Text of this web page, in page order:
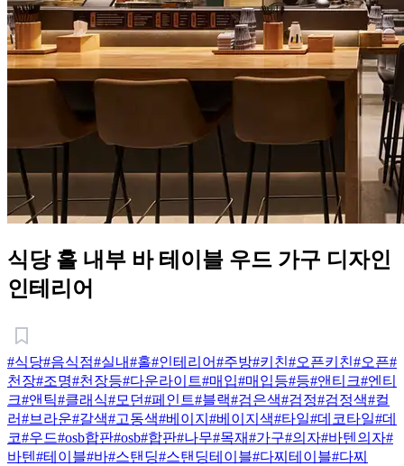
식당 홀 내부 바 테이블 우드 가구 디자인
인테리어
#식당#음식점#실내#홀#인테리어#주방#키친#오픈키친#오픈#
천장#조명#천장등#다운라이트#매입#매입등#등#앤티크#엔티
크#앤틱#클래식#모던#페인트#블랙#검은색#검정#검정색#컬
러#브라운#갈색#고동색#베이지 #베이지색#타일#데코타일#데
코#우드#osb합판#osb#합판#나무#목재#가구#의자#바텐의자#
바텐 #테이블#바#스탠딩#스탠딩테이블#다찌테이블#다찌